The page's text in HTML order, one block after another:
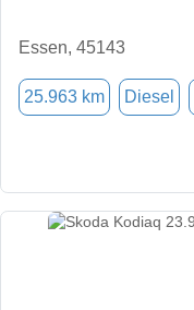
Essen, 45143
25.963 km Diesel